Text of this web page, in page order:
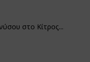
στο Κίτρος...